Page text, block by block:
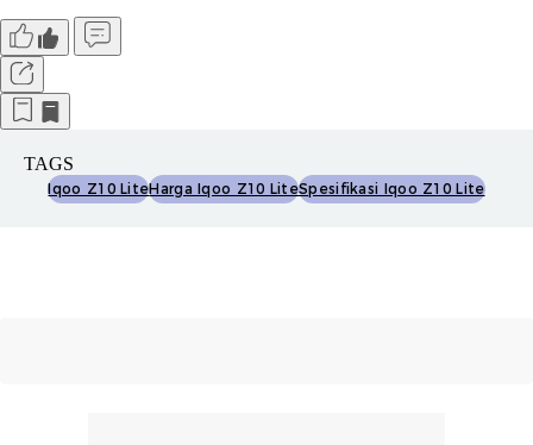
TAGS
Iqoo Z10 LiteHarga Iqoo Z10 LiteSpesifikasi Iqoo Z10 Lite